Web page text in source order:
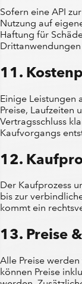
Sofern eine API
Nutzung auf
Haftung für
11.
Einige Leistungen
Preise, Laufzeiten
Vertragsschluss
Kaufvorgangs
12.
Der Kaufprozess
bis zur
kommt ein
13. Preise
Alle Preise
können Preise